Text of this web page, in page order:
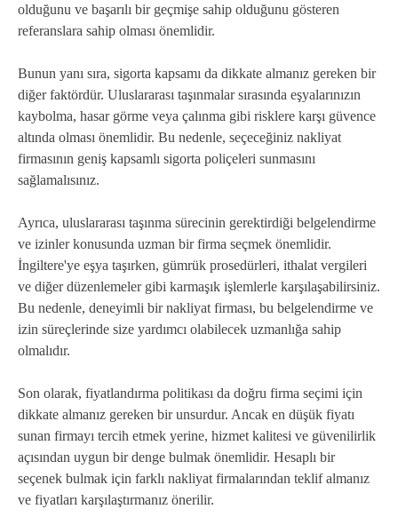
olduğunu ve başarılı bir geçmişe sahip olduğunu gösteren
referanslara sahip olması önemlidir.
Bunun yanı sıra, sigorta kapsamı da dikkate almanız gereken bir
diğer faktördür. Uluslararası taşınmalar sırasında eşyalarınızın
kaybolma, hasar görme veya çalınma gibi risklere karşı güvence
altında olması önemlidir. Bu nedenle, seçeceğiniz nakliyat
firmasının geniş kapsamlı sigorta poliçeleri sunmasını
sağlamalısınız.
Ayrıca, uluslararası taşınma sürecinin gerektirdiği belgelendirme
ve izinler konusunda uzman bir firma seçmek önemlidir.
İngiltere'ye eşya taşırken, gümrük prosedürleri, ithalat vergileri
ve diğer düzenlemeler gibi karmaşık işlemlerle karşılaşabilirsiniz.
Bu nedenle, deneyimli bir nakliyat firması, bu belgelendirme ve
izin süreçlerinde size yardımcı olabilecek uzmanlığa sahip
olmalıdır.
Son olarak, fiyatlandırma politikası da doğru firma seçimi için
dikkate almanız gereken bir unsurdur. Ancak en düşük fiyatı
sunan firmayı tercih etmek yerine, hizmet kalitesi ve güvenilirlik
açısından uygun bir denge bulmak önemlidir. Hesaplı bir
seçenek bulmak için farklı nakliyat firmalarından teklif almanız
ve fiyatları karşılaştırmanız önerilir.